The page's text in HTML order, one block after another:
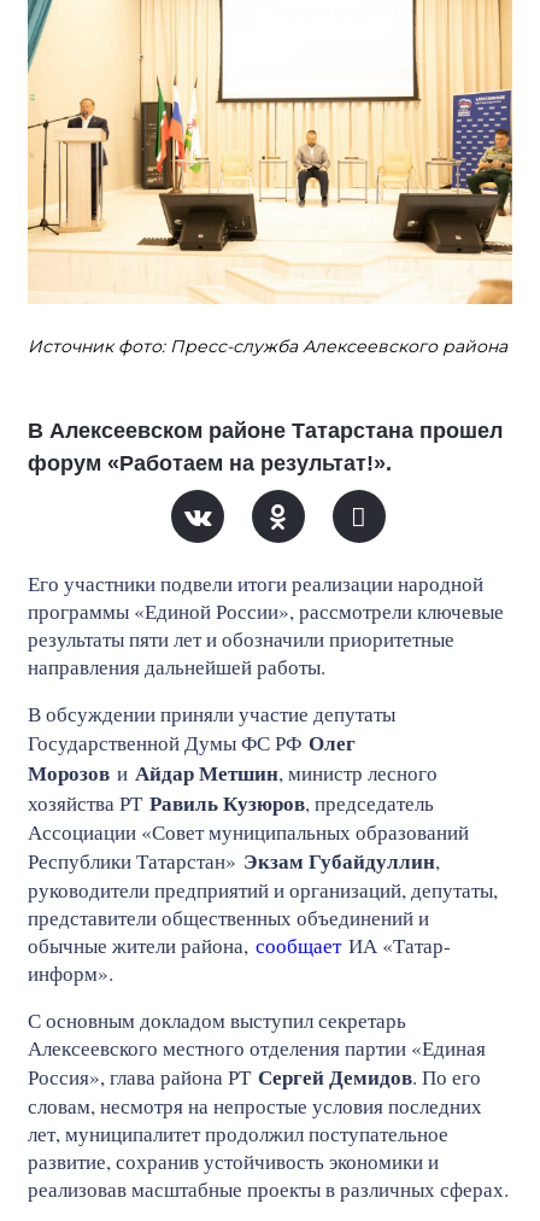
Источник фото: Пресс-служба Алексеевского района
В Алексеевском районе Татарстана прошел
форум «Работаем на результат!».
Его участники подвели итоги реализации народной
программы «Единой России», рассмотрели ключевые
результаты пяти лет и обозначили приоритетные
направления дальнейшей работы.
В обсуждении приняли участие депутаты
Государственной Думы ФС РФ Олег
Морозов и Айдар Метшин, министр лесного
хозяйства РТ Равиль Кузюров, председатель
Ассоциации «Совет муниципальных образований
Республики Татарстан» Экзам Губайдуллин,
руководители предприятий и организаций, депутаты,
представители общественных объединений и
обычные жители района, сообщаетИА «Татар-
информ».
С основным докладом выступил секретарь
Алексеевского местного отделения партии «Единая
Россия», глава района РТ Сергей Демидов. По его
словам, несмотря на непростые условия последних
лет, муниципалитет продолжил поступательное
развитие, сохранив устойчивость экономики и
реализовав масштабные проекты в различных сферах.